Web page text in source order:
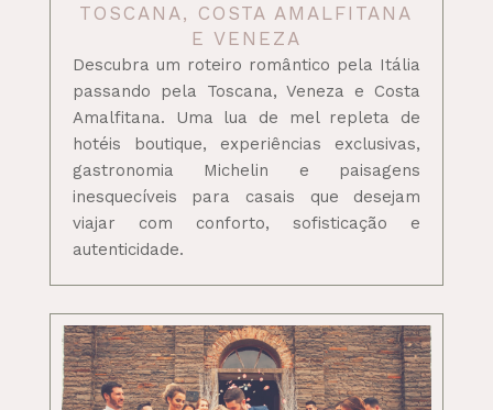
TOSCANA, COSTA AMALFITANA
E VENEZA
Descubra um roteiro romântico pela Itália
passando pela Toscana, Veneza e Costa
Amalfitana. Uma lua de mel repleta de
hotéis boutique, experiências exclusivas,
gastronomia Michelin e paisagens
inesquecíveis para casais que desejam
viajar com conforto, sofisticação e
autenticidade.